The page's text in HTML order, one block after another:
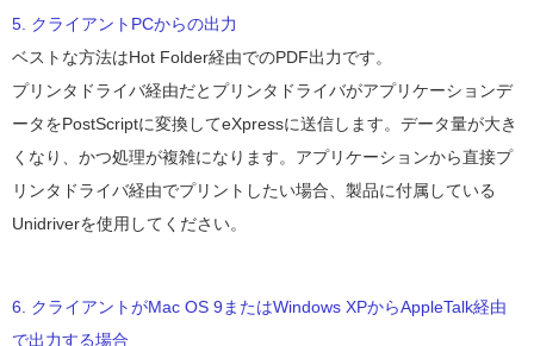
5. クライアントPCからの出力
ベストな方法はHot Folder経由でのPDF出力です。
プリンタドライバ経由だとプリンタドライバがアプリケーションデ
ータをPostScriptに変換してeXpressに送信します。データ量が大き
くなり、かつ処理が複雑になります。アプリケーションから直接プ
リンタドライバ経由でプリントしたい場合、製品に付属している
Unidriverを使用してください。
6. クライアントがMac OS 9またはWindows XPからAppleTalk経由
で出力する場合